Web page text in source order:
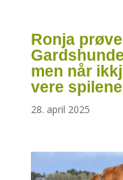
Ronja
men når
vere
28. april 2025